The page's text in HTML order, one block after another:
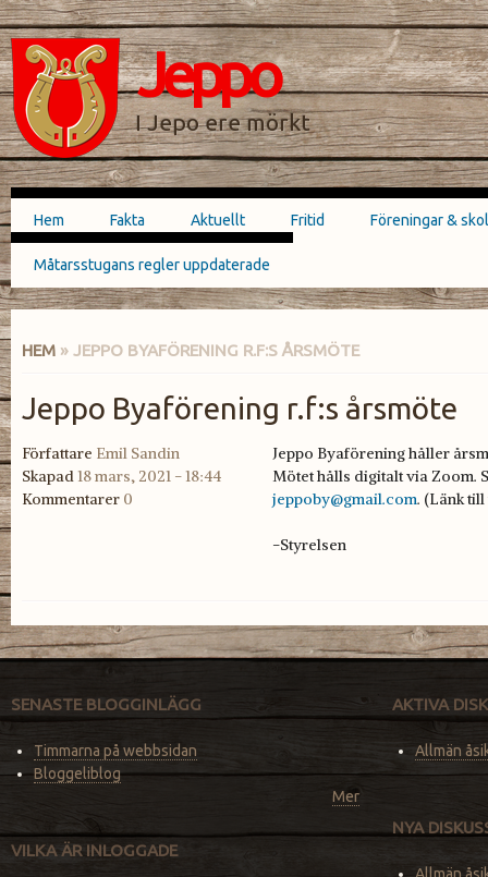
Hoppa till
huvudinnehåll
Skip to
navigation
Jeppo
I Jepo ere mörkt
SÖKFORMULÄR
Huvudmeny
Hem Fakta Aktuellt Fritid Föreningar &
Måtarsstugans regler uppdaterade
HEM » JEPPO BYAFÖRENING R.F:S ÅRSMÖTE
Jeppo Byaförening r.f:s årsmöte
Författare Emil Sandin
Skapad18 mars, 2021 - 18:44
Kommentarer 0
Jeppo Byaförening håller
Mötet hålls digitalt via Zoom.
jeppoby@gmail.com. (Länk
-Styrelsen
SENASTE BLOGGINLÄGG
Timmarna på webbsidan
Bloggeliblog
Mer
VILKA ÄR INLOGGADE
AKTIVA
Allmän
NYA